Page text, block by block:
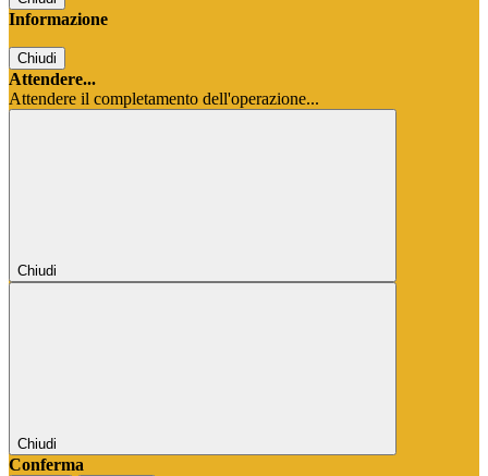
Informazione
Chiudi
Attendere...
Attendere il completamento dell'operazione...
Chiudi
Chiudi
Conferma